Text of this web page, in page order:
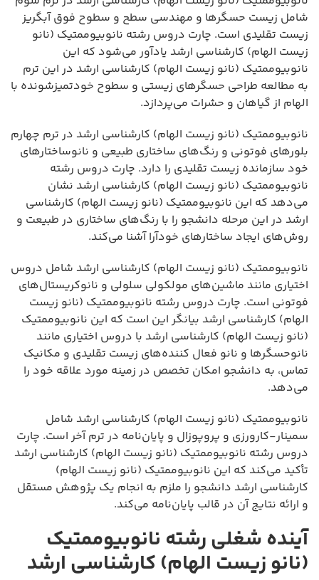
شامل زیست حسگرها و مهندسی سطح و سطوح فوق آبگریز
زیست تقلیدی است. چارت دروس رشته نانوبیوممتیک (نانو
زیست الهام) کارشناسی ارشد یادآور می‌شود که این
نانوبیوممتیک (نانو زیست الهام) کارشناسی ارشد در این ترم
به مطالعه طراحی حسگرهای زیستی و سطوح خودتمیزشونده با
الهام از گیاهان و حشرات می‌پردازد.
نانوبیوممتیک (نانو زیست الهام) کارشناسی ارشد در ترم چهارم
بلورهای فوتونی و رنگ‌های ساختاری طبیعی و نانوساختارهای
خود سازمانده زیست تقلیدی را دارد. چارت دروس رشته
نانوبیوممتیک (نانو زیست الهام) کارشناسی ارشد نشان
می‌دهد که این نانوبیوممتیک (نانو زیست الهام) کارشناسی
ارشد در این مرحله دانشجو را با رنگ‌های ساختاری در طبیعت و
روش‌های ایجاد ساختارهای خودآرا آشنا می‌کند.
نانوبیوممتیک (نانو زیست الهام) کارشناسی ارشد شامل دروس
اختیاری مانند ماشین‌های مولکولی سلولی و نانوکریستال‌های
فوتونی است. چارت دروس رشته نانوبیوممتیک (نانو زیست
الهام) کارشناسی ارشد بیانگر این است که این نانوبیوممتیک
(نانو زیست الهام) کارشناسی ارشد با دروس اختیاری مانند
نانوحسگرها و نانو فعال کننده‌های زیست تقلیدی و مکانیک
تماس، به دانشجو امکان تخصص در زمینه مورد علاقه خود را
می‌دهد.
نانوبیوممتیک (نانو زیست الهام) کارشناسی ارشد شامل
سمینار-کارورزی و پروپوزال و پایان‌نامه در ترم آخر است. چارت
دروس رشته نانوبیوممتیک (نانو زیست الهام) کارشناسی ارشد
تأکید می‌کند که این نانوبیوممتیک (نانو زیست الهام)
کارشناسی ارشد دانشجو را ملزم به انجام یک پژوهش مستقل
و ارائه نتایج آن در قالب پایان‌نامه می‌کند.
آینده شغلی رشته نانوبیوممتیک
(نانو زیست الهام) کارشناسی ارشد